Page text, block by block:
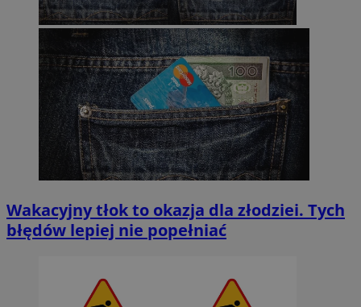
Wakacyjny tłok to okazja dla złodziei. Tych
błędów lepiej nie popełniać